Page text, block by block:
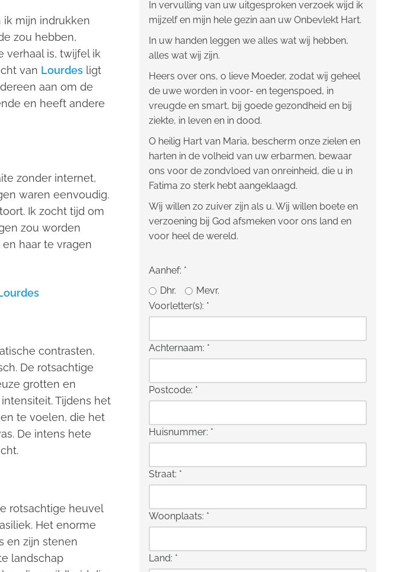
ik mijn indrukken
zou hebben,
verhaal is, twijfel ik
van Lourdes ligt
aan om de
en heeft andere
zonder internet,
waren eenvoudig.
Ik zocht tijd om
zou worden
haar te vragen
contrasten,
De rotsachtige
grotten en
Tijdens het
te voelen, die het
De intens hete
rotsachtige heuvel
Het enorme
en zijn stenen
landschap
In vervulling van uw uitgesproken verzoek wijd ik
mijzelf en mijn hele gezin aan uw Onbevlekt Hart.
In uw handen leggen we alles wat wij hebben,
alles wat wij zijn.
Heers over ons, o lieve Moeder, zodat wij geheel
de uwe worden in voor- en tegenspoed, in
vreugde en smart, bij goede gezondheid en bij
ziekte, in leven en in dood.
O heilig Hart van Maria, bescherm onze zielen en
harten in de volheid van uw erbarmen, bewaar
ons voor de zondvloed van onreinheid, die u in
Fatima zo sterk hebt aangeklaagd.
Wij willen zo zuiver zijn als u. Wij willen boete en
verzoening bij God afsmeken voor ons land en
voor heel de wereld.
Aanhef: *
Dhr.
Mevr.
Voorletter(s): *
Achternaam: *
Postcode: *
Huisnummer: *
Straat: *
Woonplaats: *
Land: *